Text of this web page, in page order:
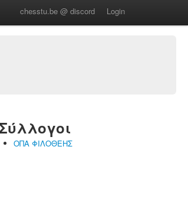
chesstu.be @ discord Login
ΟΠΑ ΦΙΛΟΘΕΗΣ